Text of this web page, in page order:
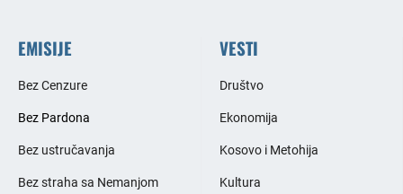
EMISIJE
Bez Cenzure
Bez Pardona
Bez ustručavanja
Bez straha sa Nemanjom
VESTI
Društvo
Ekonomija
Kosovo i Metohija
Kultura